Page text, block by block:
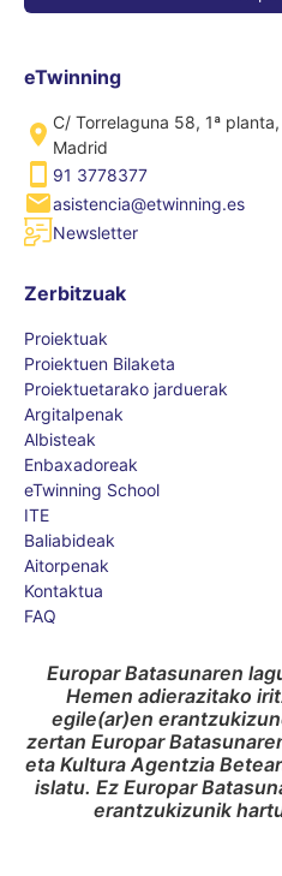
eTwinning
C/ Torrelaguna 58, 1ª
Madrid
91 3778377
asistencia@etwinning.es
Newsletter
Zerbitzuak
Proiektuak
Proiektuen Bilaketa
Proiektuetarako jarduerak
Argitalpenak
Albisteak
Enbaxadoreak
eTwinning School
ITE
Baliabideak
Aitorpenak
Kontaktua
FAQ
Europar Batasunaren
Hemen adierazitako
egile(ar)en
zertan Europar
eta Kultura Agentzia
islatu. Ez Europar
erantzukizunik